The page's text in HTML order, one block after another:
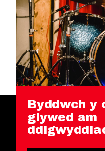
Byddwch y
glywed am